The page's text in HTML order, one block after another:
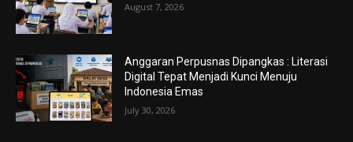
August 7, 2026
Anggaran Perpusnas Dipangkas : Literasi
Digital Tepat Menjadi Kunci Menuju
Indonesia Emas
July 30, 2026